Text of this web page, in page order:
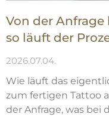
Von der
so läuft der
2026.07.04.
Wie läuft das
zum fertigen Tattoo
der Anfrage, was bei